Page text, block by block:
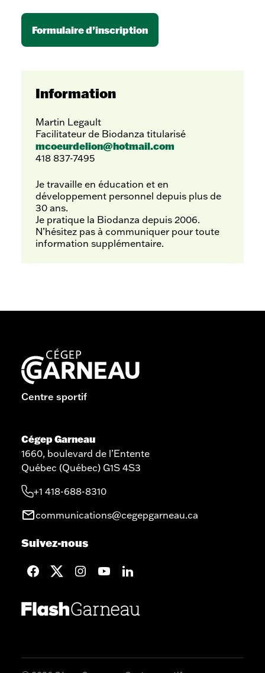
Formulaire d’inscription
Information
Martin Legault
Facilitateur de Biodanza titularisé
mcoeurdelion@hotmail.com
418 837-7495
Je travaille en éducation et en
développement personnel depuis plus de
30 ans.
Je pratique la Biodanza depuis 2006.
N’hésitez pas à communiquer pour toute
information supplémentaire.
Cégep Garneau
1660, boulevard de l’Entente
Québec (Québec) G1S 4S3
+1 418-688-8310
communications@cegepgarneau.ca
Suivez-nous
facebooktwittergoogleplus
googleplusgoogleplus
Centre sportif